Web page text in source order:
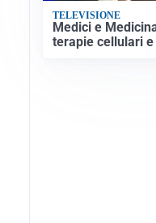
TELEVISIONE
Medici e
terapie cellulari